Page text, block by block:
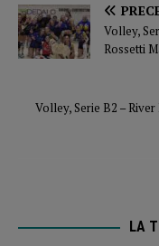
Volley,
Rossetti
Volley, Serie B2 –
LA